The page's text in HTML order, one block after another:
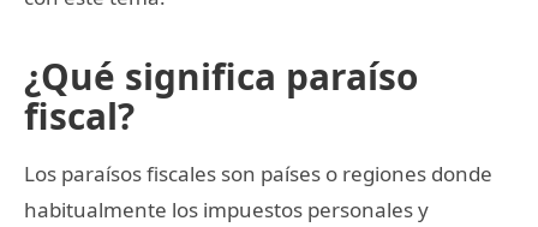
¿Qué significa paraíso
fiscal?
Los paraísos fiscales son países o regiones donde
habitualmente los impuestos personales y